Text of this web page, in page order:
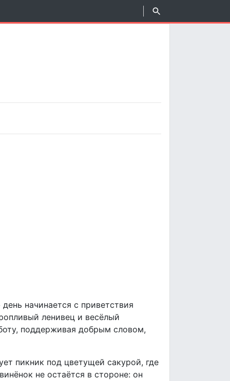
начинается с приветствия
ленивец и весёлый
поддерживая добрым словом,
пикник под цветущей сакурой, где
не остаётся в стороне: он